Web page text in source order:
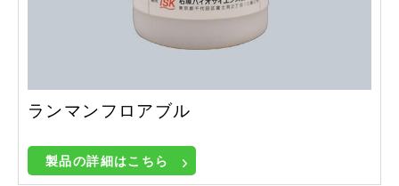
ランマンフロアブル
製品の詳細はこちら